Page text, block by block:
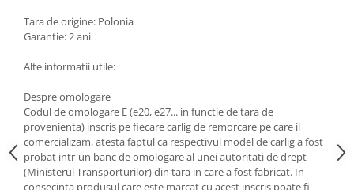
Carlige Nissan
Carlige Omoda
Carlige Opel
Carlige Plymouth
Carlige Polestar
Carlige Porsche
Carlige Renault
Scut motor Subaru
Scut motor Suzuki
Scut motor Toyota
Scut motor Volvo
Scut motor Volvo C40
Scut motor Volvo V90
Tara de origine: Polonia
Garantie: 2 ani
Alte informatii utile:
Despre omologare
Codul de omologare E (e20, e27... in functie de tara de
provenienta) inscris pe fiecare carlig de remorcare pe care il
comercializam, atesta faptul ca respectivul model de carlig a fost
probat intr-un banc de omologare al unei autoritati de drept
(Ministerul Transporturilor) din tara in care a fost fabricat. In
consecinta produsul care este marcat cu acest inscris poate fi